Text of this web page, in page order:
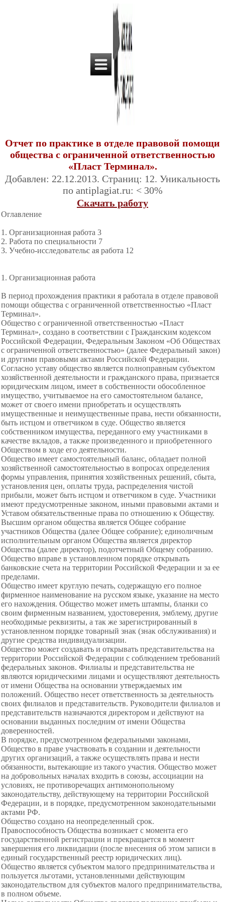
Отчет по практике в отделе правовой помощи
общества с ограниченной ответственностью
«Пласт Терминал».
Добавлен: 22.12.2013. Страниц: 12. Уникальность
по antiplagiat.ru: < 30%
Скачать работу
Оглавление
1. Организационная работа 3
2. Работа по специальности 7
3. Учебно-исследовательс ая работа 12
1. Организационная работа
В период прохождения практики я работала в отделе правовой
помощи общества с ограниченной ответственностью «Пласт
Терминал».
Общество с ограниченной ответственностью «Пласт
Терминал», создано в соответствии с Гражданским кодексом
Российской Федерации, Федеральным Законом «Об Обществах
с ограниченной ответственностью» (далее Федеральный закон)
и другими правовыми актами Российской Федерации.
Согласно уставу общество является полноправным субъектом
хозяйственной деятельности и гражданского права, признается
юридическим лицом, имеет в собственности обособленное
имущество, учитываемое на его самостоятельном балансе,
может от своего имени приобретать и осуществлять
имущественные и неимущественные права, нести обязанности,
быть истцом и ответчиком в суде. Общество является
собственником имущества, переданного ему участниками в
качестве вкладов, а также произведенного и приобретенного
Обществом в ходе его деятельности.
Общество имеет самостоятельный баланс, обладает полной
хозяйственной самостоятельностью в вопросах определения
формы управления, принятия хозяйственных решений, сбыта,
установления цен, оплаты труда, распределения чистой
прибыли, может быть истцом и ответчиком в суде. Участники
имеют предусмотренные законом, иными правовыми актами и
Уставом обязательственные права по отношению к Обществу.
Высшим органом общества является Общее собрание
участников Общества (далее Общее собрание); единоличным
исполнительным органом Общества является директор
Общества (далее директор), подотчетный Общему собранию.
Общество вправе в установленном порядке открывать
банковские счета на территории Российской Федерации и за ее
пределами.
Общество имеет круглую печать, содержащую его полное
фирменное наименование на русском языке, указание на место
его нахождения. Общество может иметь штампы, бланки со
своим фирменным названием, удостоверения, эмблему, другие
необходимые реквизиты, а так же зарегистрированный в
установленном порядке товарный знак (знак обслуживания) и
другие средства индивидуализации.
Общество может создавать и открывать представительства на
территории Российской Федерации с соблюдением требований
федеральных законов. Филиалы и представительства не
являются юридическими лицами и осуществляют деятельность
от имени Общества на основании утверждаемых им
положений. Общество несет ответственность за деятельность
своих филиалов и представительств. Руководители филиалов и
представительств назначаются директором и действуют на
основании выданных последним от имени Общества
доверенностей.
В порядке, предусмотренном федеральными законами,
Общество в праве участвовать в создании и деятельности
других организаций, а также осуществлять права и нести
обязанности, вытекающие из такого участия. Общество может
на добровольных началах входить в союзы, ассоциации на
условиях, не противоречащих антимонопольному
законодательству, действующему на территории Российской
Федерации, и в порядке, предусмотренном законодательными
актами РФ.
Общество создано на неопределенный срок.
Правоспособность Общества возникает с момента его
государственной регистрации и прекращается в момент
завершения его ликвидации (после внесения об этом записи в
единый государственный реестр юридических лиц).
Общество является субъектом малого предпринимательства и
пользуется льготами, установленными действующим
законодательством для субъектов малого предпринимательства,
в полном объеме.